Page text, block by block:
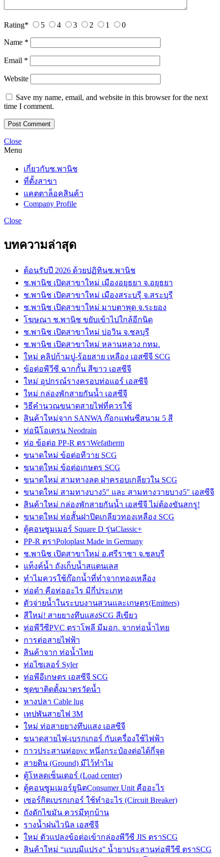
Rating* 5 4 3 2 1 0
Name *
Email *
Website
Save my name, email, and website in this browser for the next
time I comment.
Close
Menu
เกี่ยวกับช.พานิช
ที่ตั้งสาขา
แคตตาล็อคสินค้า
Company Profile
Close
บทความล่าสุด
ต้อนรับปี 2026 ด้วยปฏิทินช.พานิช
ช.พานิช เปิดสาขาใหม่ เมืองอยุธยา จ.อยุธยา
ช.พานิช เปิดสาขาใหม่ เมืองสระบรุี จ.สระบุรี
ช.พานิช เปิดสาขาใหม่ มาบตาพุด จ.ระยอง
โฆษณา ช.พานิช ขยับเข้าไปใกล้อีกนิด
ช.พานิช เปิดสาขาใหม่ บ่อวิน จ.ชลบุรี
ช.พานิช เปิดสาขาใหม่ หลานหลวง กทม.
ใหม่ คลิปก้ามปู-ร้อยสาย เหลือง เอสซีจี SCG
ข้อต่อพีวีซี ฉากกั้น สีขาว เอสซีจี
ใหม่ อุปกรณ์รางครอบท่อแอร์ เอสซีจี
ใหม่ กล่องพักสายกันน้ำ เอสซีจี
วิธีคำนวณขนาดสายไฟที่ควรใช้
สินค้าใหม่จาก SANWA ก๊อกแฟนซีสนาม 5 สี
ท่อนีโอเดรน Neodrain
ท่อ ข้อต่อ PP-R ตราWefatherm
ขนาดใหม่ ข้อต่อทีวาย SCG
ขนาดใหม่ ข้อต่อเกษตร SCG
ขนาดใหม่ สามทางลด ฝาครอบเกลียวใน SCG
ขนาดใหม่ สามทางบาง5″ และ สามทางวายบาง5″ เอสซีจี
สินค้าใหม่ กล่องพักสายกันน้ำ เอสซีจี ไม่ต้องขันสกรู!
ขนาดใหม่ ท่อสั้นฝาปิดเกลียวทองเหลือง SCG
ตู้คอนซูมเมอร์ Square D รุ่นClassic+
PP-R ตราPoloplast Made in Germany
ช.พานิช เปิดสาขาใหม่ อ.ศรีราชา จ.ชลบุรี
แท็งค์น้ำ ถังเก็บน้ำสแตนเลส
ทำไมควรใช้ก๊อกน้ำที่ทำจากทองเหลือง
ท่อดำ คือท่ออะไร มีกี่ประเภท
ตัวจ่ายน้ำในระบบงานสวนและเกษตร(Emitters)
สีใหม่! สายยางทึบแสงSCG สีเขียว
ท่อพีวีซีPVC ตราโพลี มีมอก. จากท่อน้ำไทย
การต่อสายไฟฟ้า
สินค้าจาก ท่อน้ำไทย
ท่อไซเลอร์ Syler
ท่อพีอีเกษตร เอสซีจี SCG
ชุดขาติดตั้งมาตรวัดน้ำ
หางปลา Cable lug
เทปพันสายไฟ 3M
ใหม่ ท่อสายยางทึบแสง เอสซีจี
ขนาดสายไฟ-เบรกเกอร์ กับเครื่องใช้ไฟฟ้า
กาวประสานท่อpvc หนึ่งกระป๋องต่อได้กี่จุด
สายดิน (Ground) มีไว้ทำไม
ตู้โหลดเซ็นเตอร์ (Load center)
ตู้คอนซูมเมอร์ยูนิตConsumer Unit คืออะไร
เซอร์กิตเบรกเกอร์ ใช้ทำอะไร (Circuit Breaker)
ถังดักไขมัน ควรมีทุกบ้าน
รางน้ำฝนไวนิล เอสซีจี
ใหม่ ตัวแปลงข้อต่อเข้ากล่องพีวีซี JIS ตราSCG
สินค้าใหม่ “แบบมีแปรง” น้ำยาประสานท่อพีวีซี ตราSCG